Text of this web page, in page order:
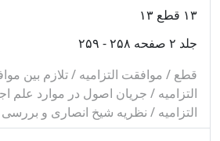
معنى حقيقى صيغه امر، دلالت جمله
اقتضاء اطلاق صيغه امر نسبت به
هم‌چنين نسبت به وجوب نفسى و عينى و
حظر، مره و تكرار، فور و تراخى،
مسئله ضد و...
۱۳ قطع ۱۳
جلد ۲ صفحه ۲۵۸ - ۲۵۹
قطع / موافقت التزامیه / تلازم بین
التزامیه / جریان اصول در موارد علم
التزامیه / نظریه شیخ انصاری و